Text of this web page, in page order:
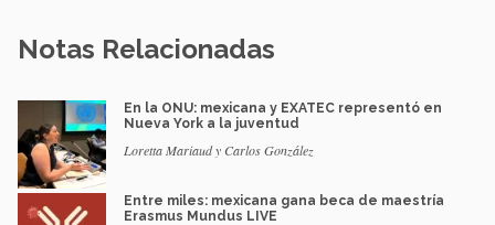
Notas Relacionadas
En la ONU: mexicana y EXATEC representó en
Nueva York a la juventud
Loretta Mariaud y Carlos González
Entre miles: mexicana gana beca de maestría
Erasmus Mundus LIVE